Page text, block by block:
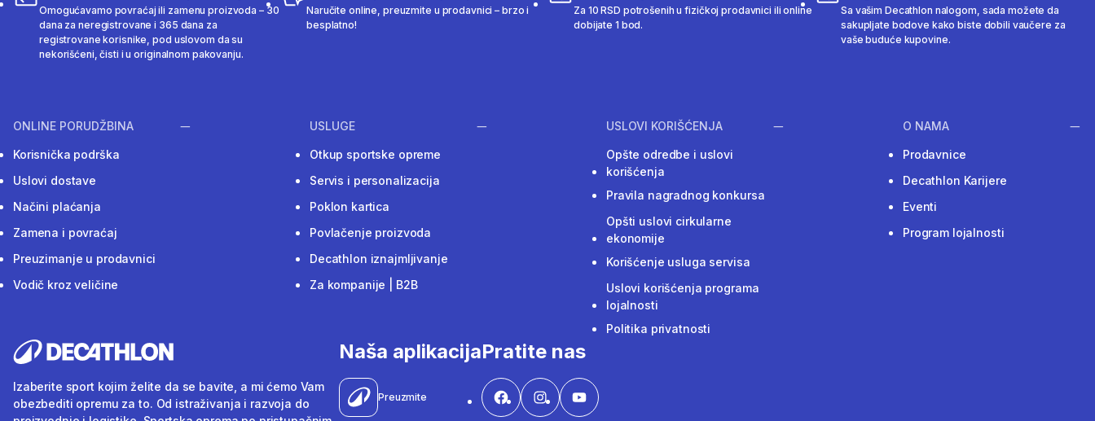
Omogućavamo povraćaj ili zamenu proizvoda – 30
dana za neregistrovane i 365 dana za
registrovane korisnike, pod uslovom da su
nekorišćeni, čisti i u originalnom pakovanju.
Naručite online, preuzmite u prodavnici – brzo i
besplatno!
Za 10 RSD potrošenih u fizičkoj prodavnici ili online
dobijate 1 bod.
Sa vašim Decathlon nalogom, sada možete da
sakupljate bodove kako biste dobili vaučere za
vaše buduće kupovine.
ONLINE PORUDŽBINA
Korisnička podrška
Uslovi dostave
Načini plaćanja
Zamena i povraćaj
Preuzimanje u prodavnici
Vodič kroz veličine
USLUGE
Otkup sportske opreme
Servis i personalizacija
Poklon kartica
Povlačenje proizvoda
Decathlon iznajmljivanje
Za kompanije | B2B
USLOVI KORIŠĆENJA
Opšte odredbe i uslovi
korišćenja
Pravila nagradnog konkursa
Opšti uslovi cirkularne
ekonomije
Korišćenje usluga servisa
Uslovi korišćenja programa
lojalnosti
Politika privatnosti
O NAMA
Prodavnice
Decathlon Karijere
Eventi
Program lojalnosti
Izaberite sport kojim želite da se bavite, a mi ćemo Vam
obezbediti opremu za to. Od istraživanja i razvoja do
Naša aplikacija
Preuzmite
Pratite nas